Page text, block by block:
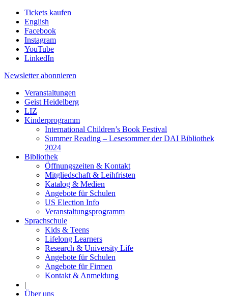
Tickets kaufen
English
Facebook
Instagram
YouTube
LinkedIn
Newsletter abonnieren
Veranstaltungen
Geist Heidelberg
LIZ
Kinderprogramm
International Children’s Book Festival
Summer Reading – Lesesommer der DAI Bibliothek
2024
Bibliothek
Öffnungszeiten & Kontakt
Mitgliedschaft & Leihfristen
Katalog & Medien
Angebote für Schulen
US Election Info
Veranstaltungsprogramm
Sprachschule
Kids & Teens
Lifelong Learners
Research & University Life
Angebote für Schulen
Angebote für Firmen
Kontakt & Anmeldung
|
Über uns